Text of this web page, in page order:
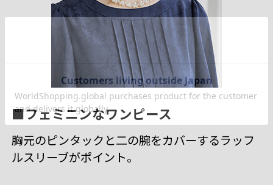
■フェミニンなワンピース
胸元のピンタックと二の腕をカバーするラッフ
ルスリーブがポイント。